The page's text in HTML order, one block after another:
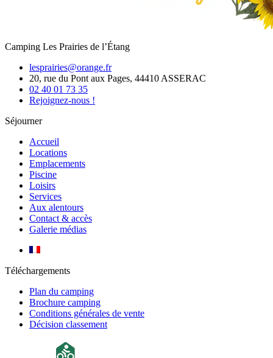
Camping Les Prairies de l’Étang
lesprairies@orange.fr
20, rue du Pont aux Pages, 44410 ASSERAC
02 40 01 73 35
Rejoignez-nous !
Séjourner
Accueil
Locations
Emplacements
Piscine
Loisirs
Services
Aux alentours
Contact & accès
Galerie médias
Téléchargements
Plan du camping
Brochure camping
Conditions générales de vente
Décision classement